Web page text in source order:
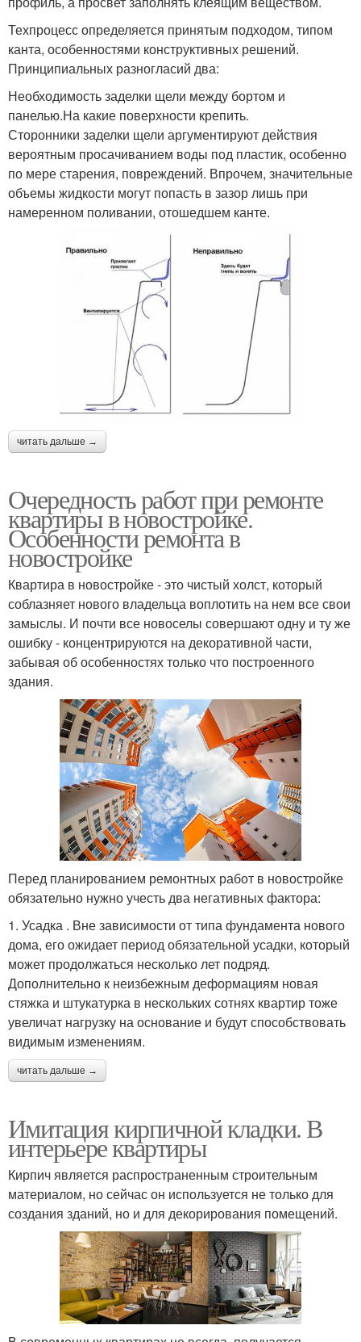
Техпроцесс определяется принятым подходом, типом
канта, особенностями конструктивных решений.
Принципиальных разногласий два:
Необходимость заделки щели между бортом и
панелью.На какие поверхности крепить.
Сторонники заделки щели аргументируют действия
вероятным просачиванием воды под пластик, особенно
по мере старения, повреждений. Впрочем, значительные
объемы жидкости могут попасть в зазор лишь при
намеренном поливании, отошедшем канте.
читать дальше →
Очередность работ при ремонте
квартиры в новостройке.
Особенности ремонта в
новостройке
Квартира в новостройке - это чистый холст, который
соблазняет нового владельца воплотить на нем все свои
замыслы. И почти все новоселы совершают одну и ту же
ошибку - концентрируются на декоративной части,
забывая об особенностях только что построенного
здания.
Перед планированием ремонтных работ в новостройке
обязательно нужно учесть два негативных фактора:
1. Усадка . Вне зависимости от типа фундамента нового
дома, его ожидает период обязательной усадки, который
может продолжаться несколько лет подряд.
Дополнительно к неизбежным деформациям новая
стяжка и штукатурка в нескольких сотнях квартир тоже
увеличат нагрузку на основание и будут способствовать
видимым изменениям.
читать дальше →
Имитация кирпичной кладки. В
интерьере квартиры
Кирпич является распространенным строительным
материалом, но сейчас он используется не только для
создания зданий, но и для декорирования помещений.